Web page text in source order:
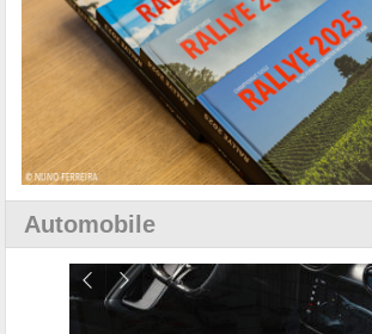
Automobile